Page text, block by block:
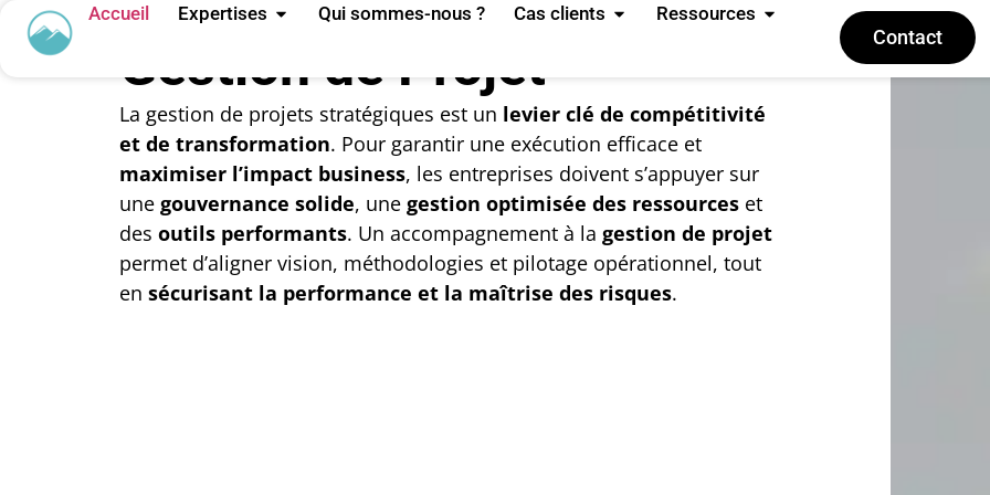
Accueil Expertises Qui sommes-nous ? Cas clients Ressources
Contact
Change et Expérience Collaborateur
Gestion de Projet
La gestion de projets stratégiques est un levier clé de compétitivité
et de transformation. Pour garantir une exécution efficace et
maximiser l’impact business, les entreprises doivent s’appuyer sur
une gouvernance solide, une gestion optimisée des ressourceset
des outils performants. Un accompagnement à la gestion de projet
permet d’aligner vision, méthodologies et pilotage opérationnel, tout
en sécurisant la performance et la maîtrise des risques.